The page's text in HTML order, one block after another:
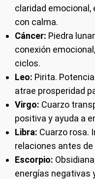
claridad emocional,
con calma.
Cáncer: Piedra
conexión
ciclos.
Leo: Pirita.
atrae prosperidad
Virgo: Cuarzo
positiva y ayuda a
Libra: Cuarzo rosa.
relaciones antes de
Escorpio:
energías negativas